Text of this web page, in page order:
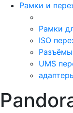
Рамки и
Рамки
ISO
UMS